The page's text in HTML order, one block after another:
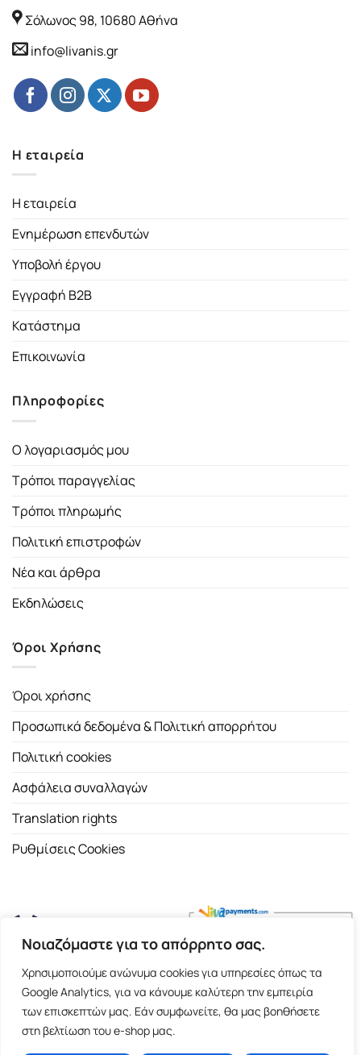
Νοιαζόμαστε για το απόρρητο σας.
Χρησιμοποιούμε ανώνυμα cookies για υπηρεσίες όπως τα
Google Analytics, για να κάνουμε καλύτερη την εμπειρία
των επισκεπτών μας. Εάν συμφωνείτε, θα μας βοηθήσετε
στη βελτίωση του e-shop μας.
Σόλωνος 98, 10680 Αθήνα
info@livanis.gr
Η εταιρεία
Η εταιρεία
Ενημέρωση επενδυτών
Υποβολή έργου
Εγγραφή B2B
Κατάστημα
Επικοινωνία
Πληροφορίες
Ο λογαριασμός μου
Τρόποι παραγγελίας
Τρόποι πληρωμής
Πολιτική επιστροφών
Νέα και άρθρα
Εκδηλώσεις
Όροι Χρήσης
Όροι χρήσης
Προσωπικά δεδομένα & Πολιτική απορρήτου
Πολιτική cookies
Ασφάλεια συναλλαγών
Translation rights
Ρυθμίσεις Cookies
Copyright 2026 ©Εκδοτικός Οίκος Α.Α. Λιβάνη| All rights
reserved.
Σόλωνος 98, 10680 Αθήνα | Τ:2103661200- F: 2103617791
E-shop and Premium Managed Hosting by